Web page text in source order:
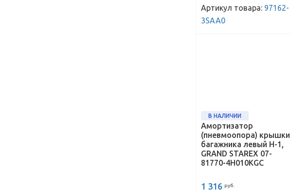
Артикул товара: 97162-
3SAA0
В НАЛИЧИИ
Амортизатор
(пневмоопора) крышки
багажника левый H-1,
GRAND STAREX 07-
81770-4H010KGC
1 316 руб.